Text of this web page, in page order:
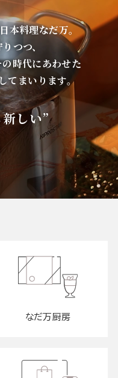
本料理なだ万。
つつ、
時代にあわせた
てまいります。
しい”
なだ万厨房